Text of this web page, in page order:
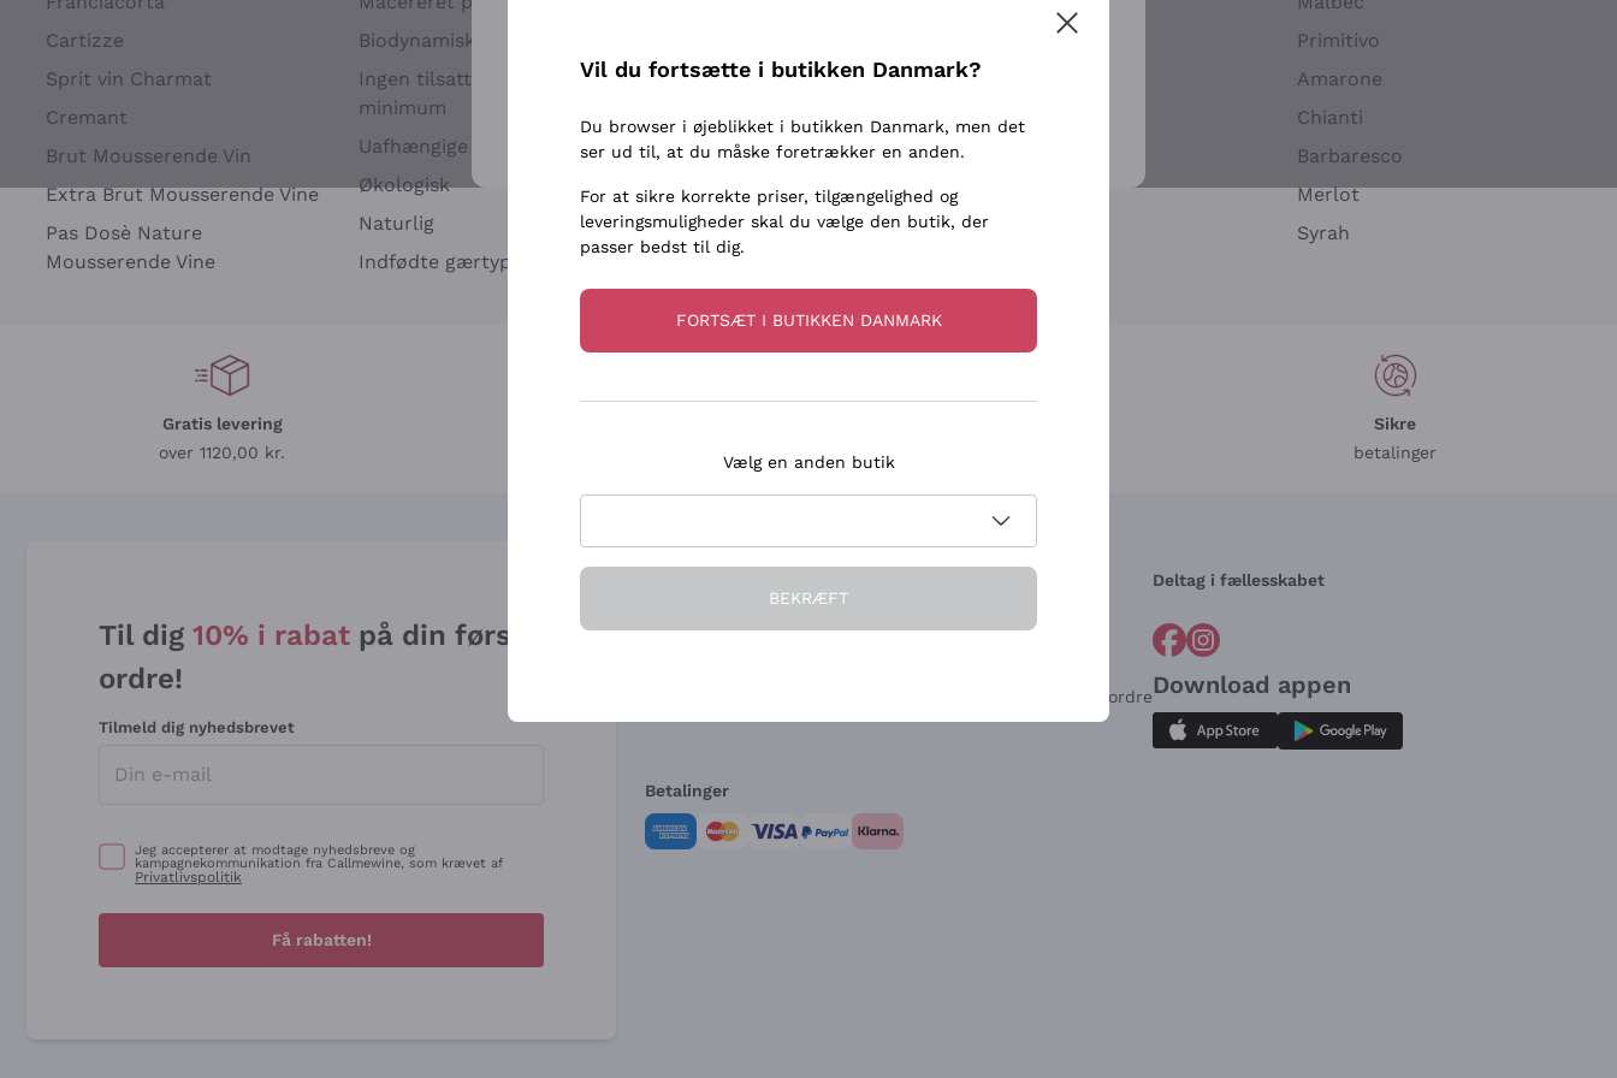
Cartizze
Sprit vin Charmat
Cremant
Brut Mousserende Vin
Extra Brut Mousserende Vine
Pas Dosè Nature
Mousserende Vine
Biodynamisk
Ingen tilsatte sulfitter eller
minimum
Uafhængige Vinavlere
Økologisk
Naturlig
Indfødte gærtyper
Biondi Santi
Franz Haas
Argiolas
Zenato
Ca' dei Frati
Ribolla Gialla
Sauvignon
Primitivo
Amarone
Chianti
Barbaresco
Merlot
Syrah
Gratis levering
over 1120,00 kr.
Sikre
betalinger
Til dig 10% i rabat på din første
ordre!
Tilmeld dig nyhedsbrevet
Jeg accepterer at modtage nyhedsbreve og
kampagnekommunikation fra Callmewine, som krævet af
Privatlivspolitik
Få rabatten!
Hvem vi er
Kundeservice
Fortrydelsesformular for ordre
Deltag i fællesskabet
Download appen
Betalinger
Tilmeld
For flere oplysninger, læs voresPrivatlivspolitik
Vil du fortsætte i butikken Danmark?
Du browser i øjeblikket i butikken Danmark, men det
ser ud til, at du måske foretrækker en anden.
For at sikre korrekte priser, tilgængelighed og
leveringsmuligheder skal du vælge den butik, der
passer bedst til dig.
FORTSÆT I BUTIKKEN DANMARK
Vælg en anden butik
BEKRÆFT